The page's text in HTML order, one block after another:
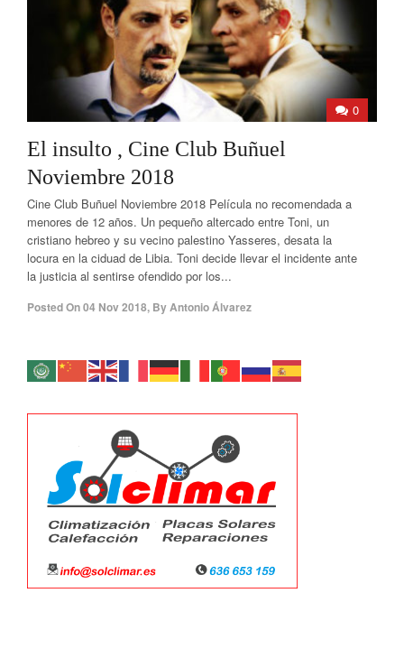
0
El insulto , Cine Club Buñuel
Noviembre 2018
Cine Club Buñuel Noviembre 2018 Película no recomendada a
menores de 12 años. Un pequeño altercado entre Toni, un
cristiano hebreo y su vecino palestino Yasseres, desata la
locura en la ciduad de Libia. Toni decide llevar el incidente ante
la justicia al sentirse ofendido por los...
Posted On04 Nov 2018, ByAntonio Álvarez